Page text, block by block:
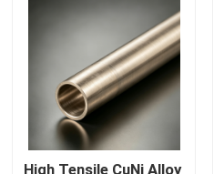
Тур по фабрике
Контроль качества
Свяжитесь с нами
High Tensile CuNi Alloy